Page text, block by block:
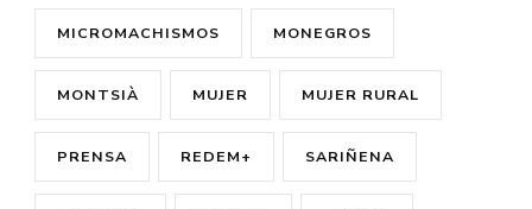
MICROMACHISMOS MONEGROS
MONTSIÀ MUJER MUJER RURAL
PRENSA REDEM+ SARIÑENA